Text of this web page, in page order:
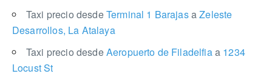
Taxi precio desdeTerminal 1 BarajasaZeleste
Desarrollos, La Atalaya
Taxi precio desdeAeropuerto de Filadelfiaa 1234
Locust St